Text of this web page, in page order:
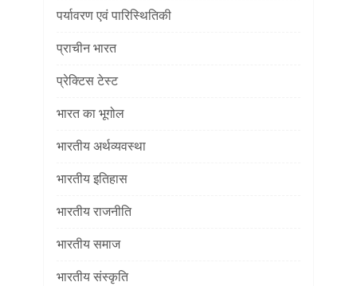
पर्यावरण एवं पारिस्थितिकी
प्राचीन भारत
प्रेक्टिस टेस्ट
भारत का भूगोल
भारतीय अर्थव्यवस्था
भारतीय इतिहास
भारतीय राजनीति
भारतीय समाज
भारतीय संस्कृति